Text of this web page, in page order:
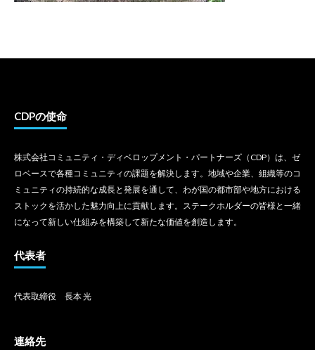
CDPの使命
株式会社コミュニティ・ディベロップメント・パートナーズ（CDP）は、ゼ
ロベースで各種コミュニティの課題を解決します。地域や企業、組織等のコ
ミュニティの持続的な成長と発展を通して、わが国の都市部や地方における
ストックを活かした魅力向上に貢献します。ステークホルダーの皆様と一緒
になって新しい仕組みを構築して新たな価値を創造します。
代表者
代表取締役 長本 光
連絡先